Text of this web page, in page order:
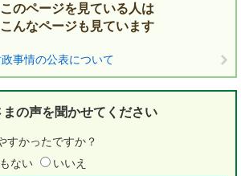
このページを見ている人は
こんなページも見ています
事情の公表について
の声を聞かせてください
すかったですか？
ない いいえ